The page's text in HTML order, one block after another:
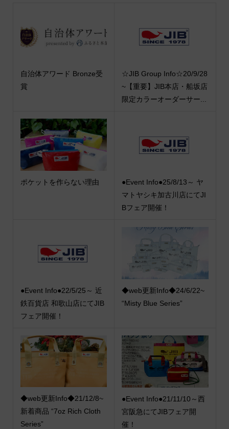
自治体アワード Bronze受
賞
☆JIB Group Info☆20/9/28
~【重要】JIB本店・船坂店
限定カラーオーダーサー...
ポケットを作らない理由
●Event Info●25/8/13～ ヤ
マトヤシキ加古川店にてJI
Bフェア開催！
●Event Info●22/5/25～ 近
鉄百貨店 和歌山店にてJIB
フェア開催！
◆web更新Info◆24/6/22~
“Misty Blue Series”
◆web更新Info◆21/12/8~
新着商品 “7oz Rich Cloth
Series”
●Event Info●21/11/10～西
宮阪急にてJIBフェア開
催！